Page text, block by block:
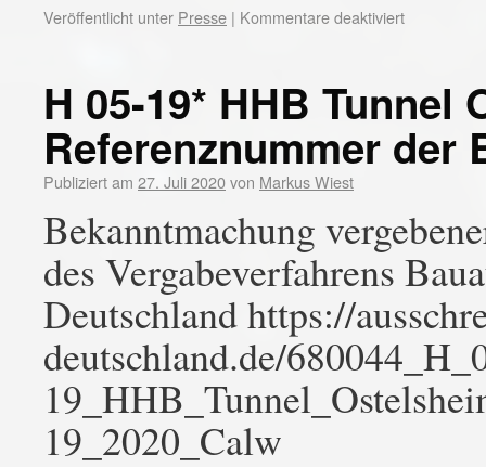
Veröffentlicht unter Presse | Kommentare deaktiviert
H 05-19* HHB Tunnel
Referenznummer der
Publiziert am 27. Juli 2020von Markus Wiest
Bekanntmachung
des Vergabeverfahrens
Deutschland https://
deutschland.de/
19_2020_Calw